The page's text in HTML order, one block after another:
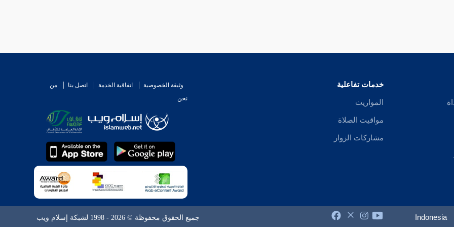
خدمات تفاعلية
المواريث
مواقيت الصلاة
مشاركات الزوار
وثيقة الخصوصية اتفاقية الخدمة اتصل بنا
من
نحن
Indonesia جميع الحقوق محفوظة © 2026 - 1998 لشبكة إسلام ويب